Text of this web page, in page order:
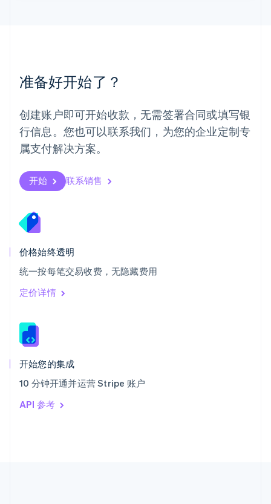
准备好开始了？
创建账户即可开始收款，无需签署合同或填写银
行信息。您也可以联系我们，为您的企业定制专
属支付解决方案。
开始 联系销售
价格始终透明
统一按每笔交易收费，无隐藏费用
定价详情
开始您的集成
10 分钟开通并运营 Stripe 账户
API 参考
日本
日本語English
SvenskaEnglish
瑞士
DeutschFrançais ItalianoEnglish
塞浦路斯
斯洛伐克
English
English
泰国
ไทย
希腊
English
西班牙
Español
新加坡
新西兰
匈牙利
English
ItalianoEnglish
印度
English